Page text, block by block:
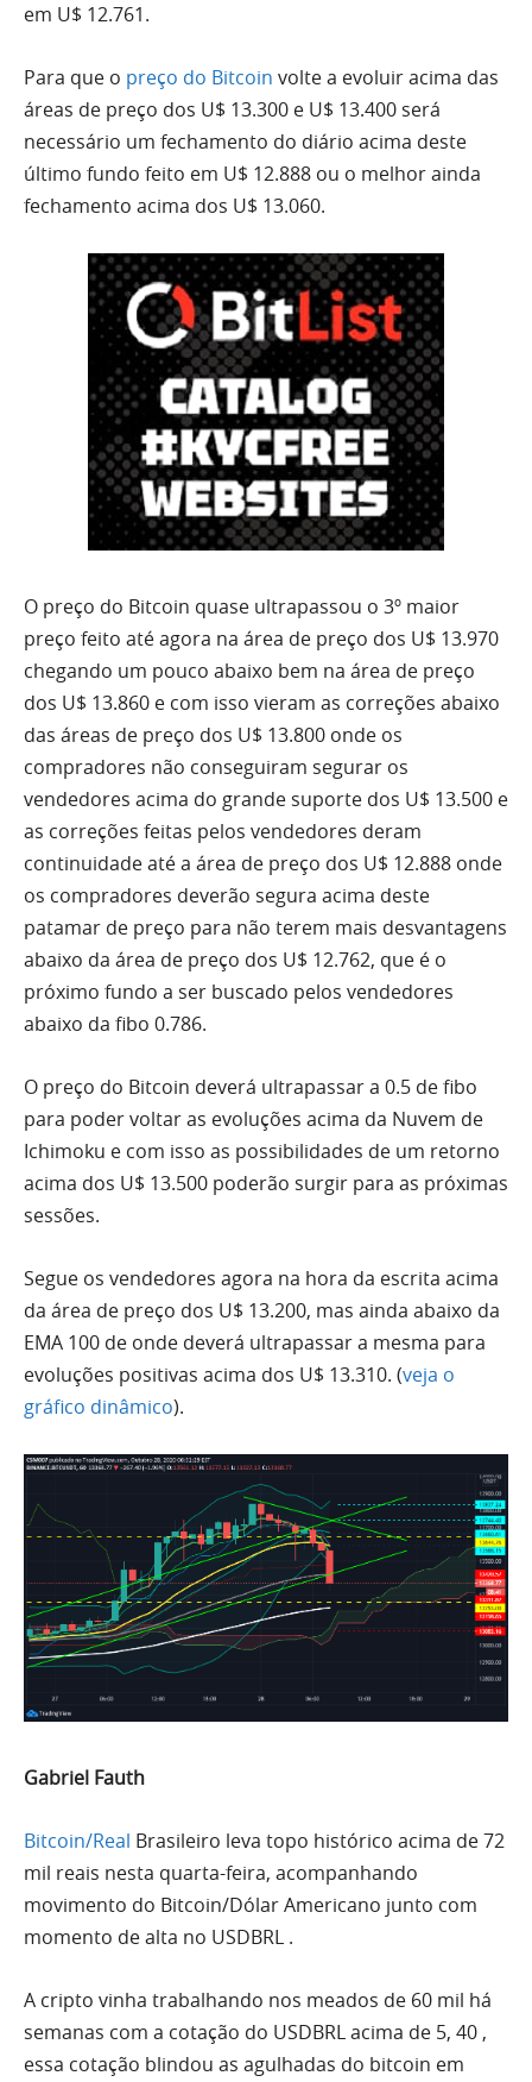
em U$ 12.761.
Para que o preço do Bitcoin volte a evoluir acima das
áreas de preço dos U$ 13.300 e U$ 13.400 será
necessário um fechamento do diário acima deste
último fundo feito em U$ 12.888 ou o melhor ainda
fechamento acima dos U$ 13.060.
O preço do Bitcoin quase ultrapassou o 3º maior
preço feito até agora na área de preço dos U$ 13.970
chegando um pouco abaixo bem na área de preço
dos U$ 13.860 e com isso vieram as correções abaixo
das áreas de preço dos U$ 13.800 onde os
compradores não conseguiram segurar os
vendedores acima do grande suporte dos U$ 13.500 e
as correções feitas pelos vendedores deram
continuidade até a área de preço dos U$ 12.888 onde
os compradores deverão segura acima deste
patamar de preço para não terem mais desvantagens
abaixo da área de preço dos U$ 12.762, que é o
próximo fundo a ser buscado pelos vendedores
abaixo da fibo 0.786.
O preço do Bitcoin deverá ultrapassar a 0.5 de fibo
para poder voltar as evoluções acima da Nuvem de
Ichimoku e com isso as possibilidades de um retorno
acima dos U$ 13.500 poderão surgir para as próximas
sessões.
Segue os vendedores agora na hora da escrita acima
da área de preço dos U$ 13.200, mas ainda abaixo da
EMA 100 de onde deverá ultrapassar a mesma para
evoluções positivas acima dos U$ 13.310. (veja o
gráfico dinâmico).
Gabriel Fauth
Bitcoin/Real Brasileiro leva topo histórico acima de 72
mil reais nesta quarta-feira, acompanhando
movimento do Bitcoin/Dólar Americano junto com
momento de alta no USDBRL .
A cripto vinha trabalhando nos meados de 60 mil há
semanas com a cotação do USDBRLacima de 5, 40 ,
essa cotação blindou as agulhadas do bitcoin em